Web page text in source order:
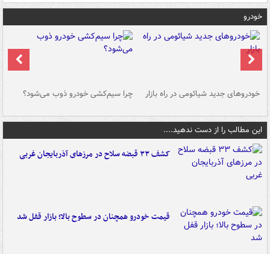
خودرو
خودروهای جدید شیائومی در راه بازار چرا سیم‌کشی خودرو ذوب می‌شود؟
این مطالب را از دست ندهید....
کشف ۳۳ قبضه سلاح در مرزهای آذربایجان غربی
قیمت خودرو همچنان در سطوح بالا؛ بازار قفل شد